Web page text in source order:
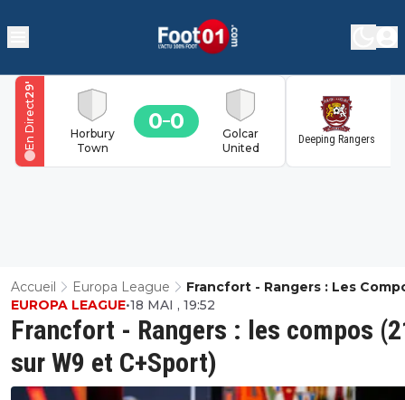
Horbury
Town
0 1
Golcar
United
31
'
En Direct Deeping Rangers
Accueil Europa League
Francfort - Rangers : Les
(21h Sur W9 Et C+Sport)
Francfort - Rangers : les compos
sur W9 et C+Sport)
EUROPA LEAGUE•18 MAI , 19:52